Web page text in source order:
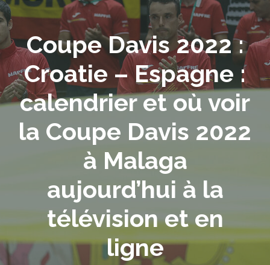
Coupe Davis 2022 :
Croatie – Espagne :
calendrier et où voir
la Coupe Davis 2022
à Malaga
aujourd’hui à la
télévision et en
ligne